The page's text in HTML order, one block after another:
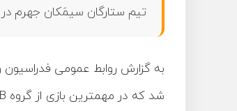
تیم ستارگان سیمَکان جهرم در
شد که در مهمترین بازی‌ از گروه B